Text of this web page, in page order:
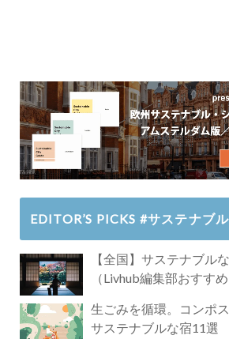
EDITOR’S PICKS #サステナブ
【全国】サステナブル
（Livhub編集部おすすめ
生ごみを循環。コンポ
サステナブルな宿11選